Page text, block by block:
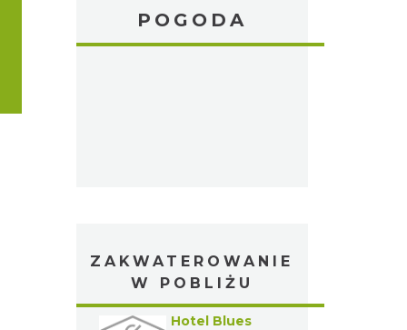
POGODA
ZAKWATEROWANIE
W POBLIŻU
Hotel Blues